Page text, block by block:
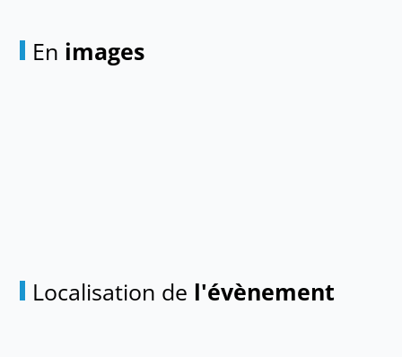
En images
Localisation de l'évènement